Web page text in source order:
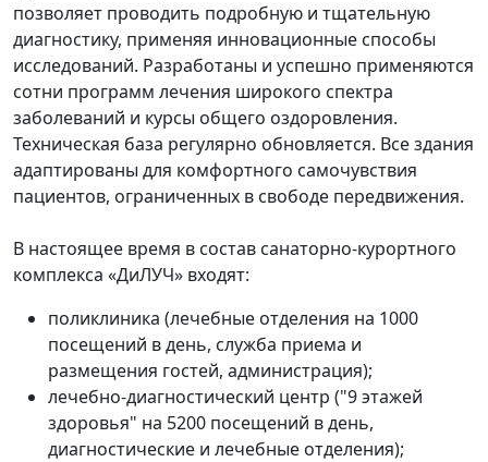
позволяет проводить подробную и тщательную
диагностику, применяя инновационные способы
исследований. Разработаны и успешно применяются
сотни программ лечения широкого спектра
заболеваний и курсы общего оздоровления.
Техническая база регулярно обновляется. Все здания
адаптированы для комфортного самочувствия
пациентов, ограниченных в свободе передвижения.
В настоящее время в состав санаторно-курортного
комплекса «ДиЛУЧ» входят:
поликлиника (лечебные отделения на 1000
посещений в день, служба приема и
размещения гостей, администрация);
лечебно-диагностический центр ("9 этажей
здоровья" на 5200 посещений в день,
диагностические и лечебные отделения);